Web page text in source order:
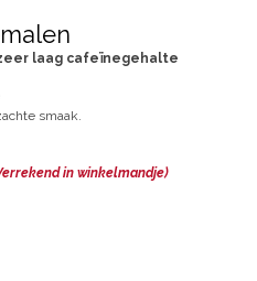
laag cafeïnegehalte
smaak.
in winkelmandje)